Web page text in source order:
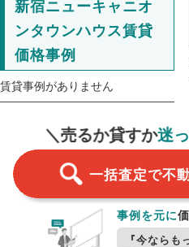
新宿ニューキャニオ
ンタウンハウス賃貸
価格事例
賃貸事例がありません
＼売るか貸すか迷
一括査定で不
一括査定
事例を元に
『今ならも